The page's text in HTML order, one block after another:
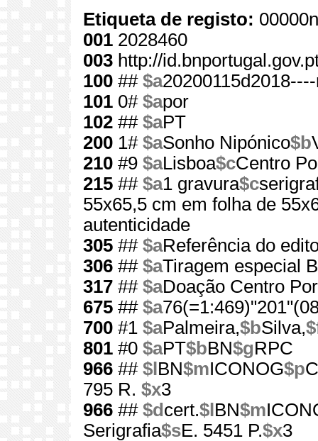
Etiqueta de registo:
001 2028460
003 http://
100 ## $a
101 0# $apor
102 ## $aPT
200 1# $aSonho Nipónico$b
210 #9 $aLisboa$cCentro
215 ## $a1 gravura$c
55x65,5 cm em folha de
autenticidade
305 ## $aReferência do
306 ## $aTiragem especial
317 ## $aDoação Centro
675 ## $a
700 #1 $aPalmeira,$bSilva,
801 #0 $aPT$bBN$gRPC
966 ## $l BN$mICONOG$p
795 R. $x3
966 ## $d cert.$l BN$m
Serigrafia$sE. 5451 P.$x3